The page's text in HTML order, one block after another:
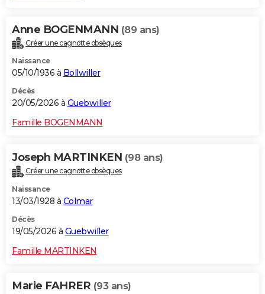
Anne BOGENMANN (89 ans)
Créer une cagnotte obsèques
Naissance
05/10/1936 à Bollwiller
Décès
20/05/2026 à Guebwiller
Famille BOGENMANN
Joseph MARTINKEN (98 ans)
Créer une cagnotte obsèques
Naissance
13/03/1928 à Colmar
Décès
19/05/2026 à Guebwiller
Famille MARTINKEN
Marie FAHRER (93 ans)